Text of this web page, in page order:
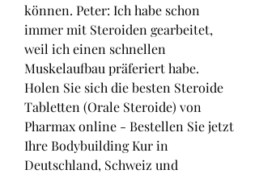
können. Peter: Ich habe schon
immer mit Steroiden gearbeitet,
weil ich einen schnellen
Muskelaufbau präferiert habe.
Holen Sie sich die besten Steroide
Tabletten (Orale Steroide) von
Pharmax online - Bestellen Sie jetzt
Ihre Bodybuilding Kur in
Deutschland, Schweiz und